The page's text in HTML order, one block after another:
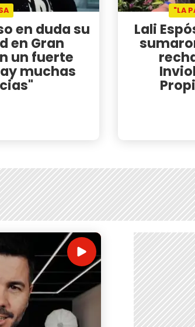
en duda su
en Gran
un fuerte
muchas
"LA
Lali